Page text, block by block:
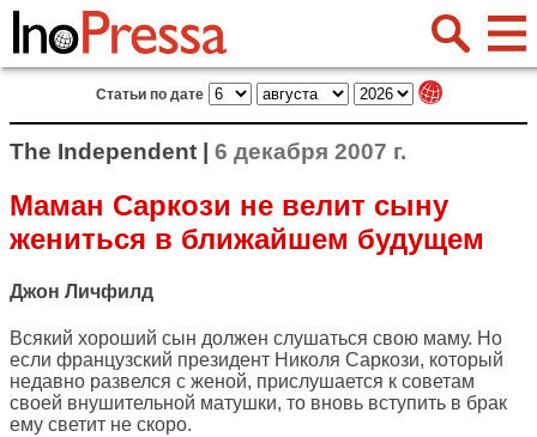
Статьи по дате
The Independent | 6 декабря 2007 г.
Маман Саркози не велит сыну
жениться в ближайшем будущем
Джон Личфилд
Всякий хороший сын должен слушаться свою маму. Но
если французский президент Николя Саркози, который
недавно развелся с женой, прислушается к советам
своей внушительной матушки, то вновь вступить в брак
ему светит не скоро.